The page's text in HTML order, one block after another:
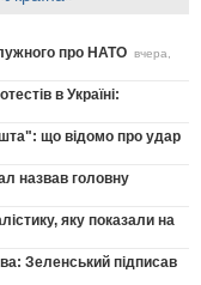
про НАТО вчера,
в Україні:
що відомо про удар
назвав головну
яку показали на
Зеленський підписав